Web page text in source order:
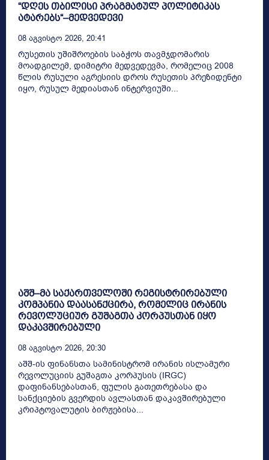
“დღეს თბილისი პრაგმატულ პოლიტიკას
ატარებს“–მედვედევი
08 Აგვისტო 2026, 20:41
რუსეთის უშიშროების საბჭოს თავმჯდომარის
მოადგილემ, დიმიტრი მედვედევმა, რომელიც 2008
წლის რუსული აგრესიის დროს რუსეთის პრეზიდენტი
იყო, რუსულ მედიასთან ინტერვიუში...
აშშ–მა საქართველოში რეგისტრირებული
კომპანია დაასანქცირა, რომელიც ირანის
რევოლუციურ გუშაგთა კორპუსთან იყო
დაკავშირებული
08 Აგვისტო 2026, 20:30
აშშ-ის ფინანსთა სამინისტრომ ირანის ისლამური
რევოლუციის გუშაგთა კორპუსის (IRGC)
დაფინანსებასთან, ფულის გათეთრებასა და
სანქციების გვერდის ავლასთან დაკავშირებული
კრიპტოვალუტის ბირჟებისა...